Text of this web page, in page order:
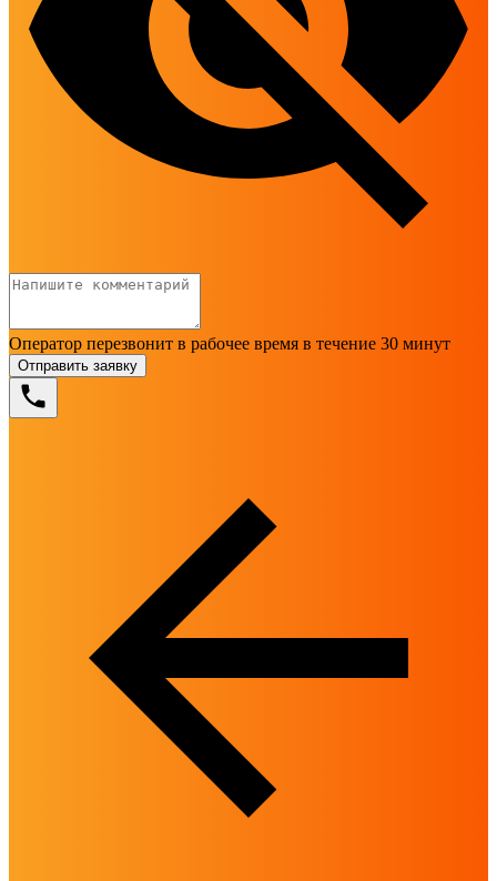
Оператор перезвонит в рабочее время в течение 30 минут
Отправить заявку